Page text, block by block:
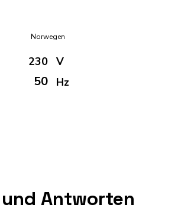
Norwegen
230
50
V
Hz
Antworten